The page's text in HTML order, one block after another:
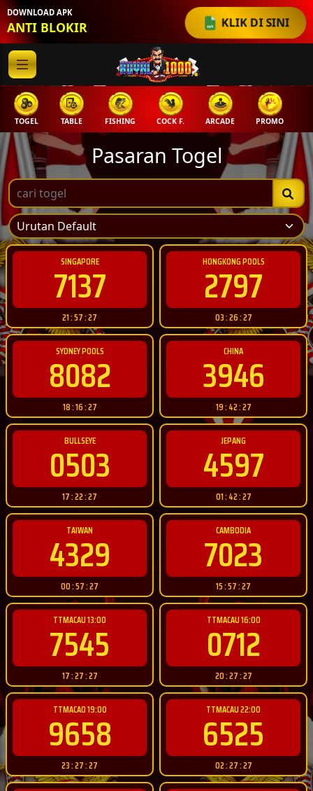
KLIK DI SINI
DOWNLOAD APK
ANTI BLOKIR
TOGEL TABLE FISHING COCK F. ARCADE PROMO
Pasaran Togel
SINGAPORE
7137
21 : 57 : 26
HONGKONG POOLS
2797
03 : 26 : 26
SYDNEY POOLS
8082
18 : 16 : 26
CHINA
3946
19 : 42 : 26
BULLSEYE
0503
17 : 22 : 26
JEPANG
4597
01 : 42 : 26
TAIWAN
4329
00 : 57 : 26
CAMBODIA
7023
15 : 57 : 26
TTMACAU 13:00
7545
17 : 27 : 26
TTMACAU 16:00
0712
20 : 27 : 26
TTMACAO 19:00
9658
23 : 27 : 26
TTMACAU 22:00
6525
02 : 27 : 26